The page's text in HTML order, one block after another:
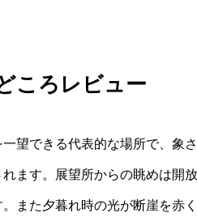
ころレビュー
望できる代表的な場所で、象
ます。展望所からの眺めは開
また夕暮れ時の光が断崖を赤